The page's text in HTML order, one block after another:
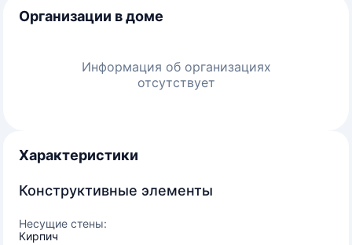
Организации в доме
Информация об организациях
отсутствует
Характеристики
Конструктивные элементы
Несущие стены:
Кирпич